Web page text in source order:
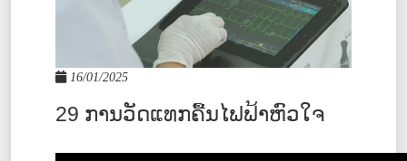
16/01/2025
29 ການວັດແທກຄື້ນໄຟຟ້າຫົວໃຈ